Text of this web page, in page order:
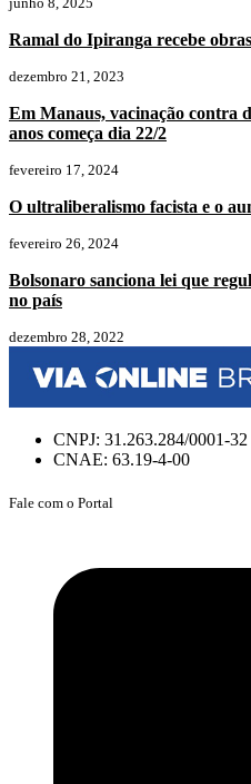
Ramal do Ipiranga recebe
dezembro 21, 2023
Em Manaus, vacinação contra
anos começa dia 22/2
fevereiro 17, 2024
O ultraliberalismo facista e o
fevereiro 26, 2024
Bolsonaro sanciona lei que
no país
dezembro 28, 2022
CNPJ: 31.263.284/0001-32
CNAE: 63.19-4-00
Fale com o Portal